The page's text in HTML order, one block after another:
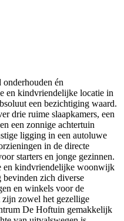
én
en kindvriendelijke locatie in
een bezichtiging waard.
drie ruime slaapkamers, een
een zonnige achtertuin
ligging in een autoluwe
in de directe
starters en jonge gezinnen.
en kindvriendelijke woonwijk
zich diverse
en winkels voor de
zijn zowel het gezellige
De Hoftuin gemakkelijk